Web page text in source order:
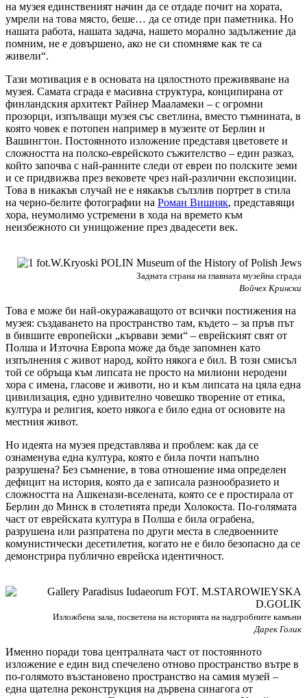
на музея единственият начин да се отдаде почит на хората,
умрели на това място, беше… да се отиде при паметника. Но
нашата работа, нашата задача, нашето морално задължение да
помним, не е довършено, ако не си спомняме как те са
живели“.
Тази мотивация е в основата на цялостното преживяване на
музея. Самата сграда е масивна структура, конципирана от
финландския архитект Райнер Мааламеки – с огромни
прозорци, изпълващи музея със светлина, вместо тъмнината, в
която човек е потопен например в музеите от Берлин и
Вашингтон. Постоянното изложение представя цветовете и
сложността на полско-еврейското съжителство – един разказ,
който започва с най-ранните следи от евреи по полските земи
и се придвижва през вековете чрез най-различни експозиции.
Това в никакъв случай не е някакъв сълзлив портрет в стила
на черно-белите фотографии на Роман Вишняк, представящи
хора, неумолимо устремени в хода на времето към
неизбежното си унищожение през двадесети век.
Задната страна на главната музейна сграда
Войчех Крински
Това е може би най-окуражаващото от всички постижения на
музея: създаването на пространство там, където – за пръв път
в бившите европейски „кървави земи“ – еврейският свят от
Полша и Източна Европа може да бъде запомнен като
изпълнения с живот народ, който някога е бил. В този смисъл
той се обръща към липсата не просто на милиони неродени
хора с имена, гласове и животи, но и към липсата на цяла една
цивилизация, едно удивително човешко творение от етика,
култура и религия, което някога е било една от основите на
местния живот.
Но идеята на музея представлява и проблем: как да се
ознаменува една култура, която е била почти напълно
разрушена? Без съмнение, в това отношение има определен
дефицит на история, която да е записала разнообразието и
сложността на Ашкенази-вселената, която се е простирала от
Берлин до Минск в столетията преди Холокоста. По-голямата
част от еврейската култура в Полша е била ограбена,
разрушена или разпратена по други места в следвоенните
комунистически десетилетия, когато не е било безопасно да се
демонстрира публично еврейска идентичност.
Изложбена зала, посветена на историята на надгробните камъни
Дарек Голик
Именно поради това централната част от постоянното
изложение е един вид спечелено отново пространство вътре в
по-голямото възстановено пространство на самия музей –
една щателна реконструкция на дървена синагога от